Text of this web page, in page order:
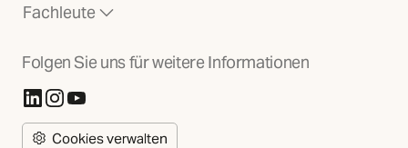
Fachleute
Folgen Sie uns für weitere Informationen
(Öffnet in neuer Registerkarte)
(Öffnet in neuer Registerkarte)
(Öffnet in neuer Registerkarte)
Cookies verwalten